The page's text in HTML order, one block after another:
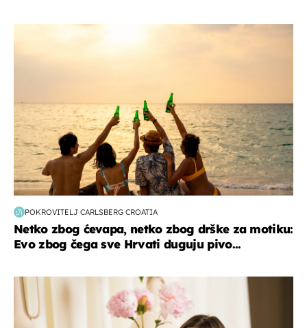
POKROVITELJ CARLSBERG CROATIA
Netko zbog ćevapa, netko zbog drške za motiku:
Evo zbog čega sve Hrvati duguju pivo...
moda & ljepota